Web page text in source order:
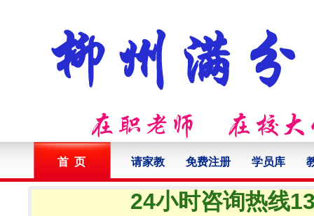
首 页 请家教 免费注册 学员库
24小时咨询热线